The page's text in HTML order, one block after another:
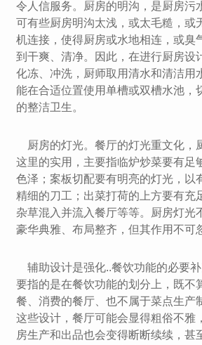
令人信服务。厨房的明沟，是厨房污
可有些厨房明沟太浅，或太毛糙，或
机连接，使得厨房或水地相连，或臭
到干爽、清净。因此，在进行厨房设
化冻、冲洗，厨师取用清水和清洁用
能在合适位置使用单槽或双槽水池，
的整洁卫生。
厨房的灯光。餐厅的灯光重文化，
这里的实用，主要指临炉炒菜要有足
色泽；案板切配要有明亮的灯光，以
精细的刀工；出菜打荷的上方要有充
杂草混入并流入餐厅等等。厨房灯光
豪华典雅、布局整齐，但其作用不可
辅助设计是强化..餐饮功能的必要
要指的是在餐饮功能的划分上，既不
餐、消费的餐厅、也不属于菜点生产
这些设计，餐厅可能会显得粗俗不雅
房生产和出品也会变得断断续续，甚